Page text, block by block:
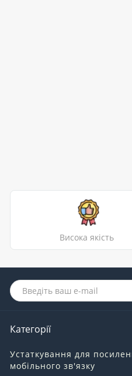
Висока якість
Категорії
Устаткування для
мобільного зв'язку